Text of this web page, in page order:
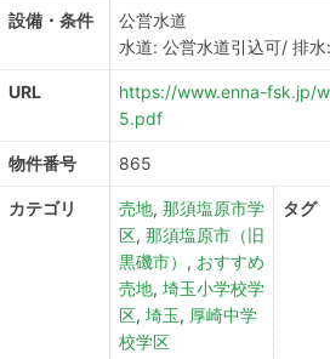
設備・条件
公営水道
水道: 公営水道引込可/ 排
URL
https://www.enna-fsk.jp/
5.pdf
物件番号 865
カテゴリ 売地, 那須塩原市学
区, 那須塩原市（旧
黒磯市） , おすすめ
売地, 埼玉小学校学
区, 埼玉, 厚崎中学
校学区
タグ